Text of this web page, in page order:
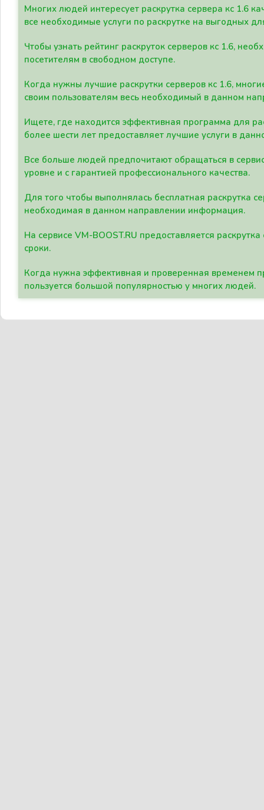
Многих людей интересует раскрутка сервера кс 1.6
все необходимые услуги по раскрутке на выгодных
Чтобы узнать рейтинг раскруток серверов кс 1.6,
посетителям в свободном доступе.
Когда нужны лучшие раскрутки серверов кс 1.6,
своим пользователям весь необходимый в данном
Ищете, где находится эффективная программа для
более шести лет предоставляет лучшие услуги в
Все больше людей предпочитают обращаться в
уровне и с гарантией профессионального качества.
Для того чтобы выполнялась бесплатная раскрутка
необходимая в данном направлении информация.
На сервисе VM-BOOST.RU предоставляется
сроки.
Когда нужна эффективная и проверенная временем
пользуется большой популярностью у многих людей.